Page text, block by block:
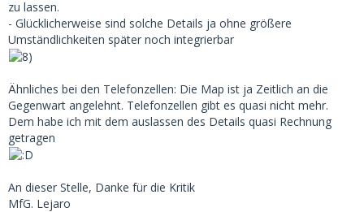
zu lassen.
- Glücklicherweise sind solche Details ja ohne größere
Umständlichkeiten später noch integrierbar
Ähnliches bei den Telefonzellen: Die Map ist ja Zeitlich an die
Gegenwart angelehnt. Telefonzellen gibt es quasi nicht mehr.
Dem habe ich mit dem auslassen des Details quasi Rechnung
getragen
An dieser Stelle, Danke für die Kritik
MfG. Lejaro